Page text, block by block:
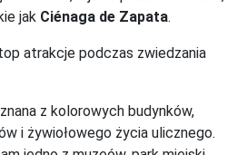
jak Ciénaga de Zapata.
atrakcje podczas zwiedzania
z kolorowych budynków,
i żywiołowego życia ulicznego.